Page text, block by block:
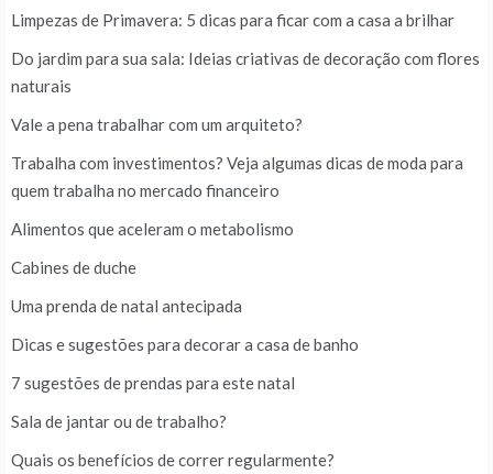
Limpezas de Primavera: 5 dicas para ficar com a casa a brilhar
Do jardim para sua sala: Ideias criativas de decoração com flores
naturais
Vale a pena trabalhar com um arquiteto?
Trabalha com investimentos? Veja algumas dicas de moda para
quem trabalha no mercado financeiro
Alimentos que aceleram o metabolismo
Cabines de duche
Uma prenda de natal antecipada
Dicas e sugestões para decorar a casa de banho
7 sugestões de prendas para este natal
Sala de jantar ou de trabalho?
Quais os benefícios de correr regularmente?